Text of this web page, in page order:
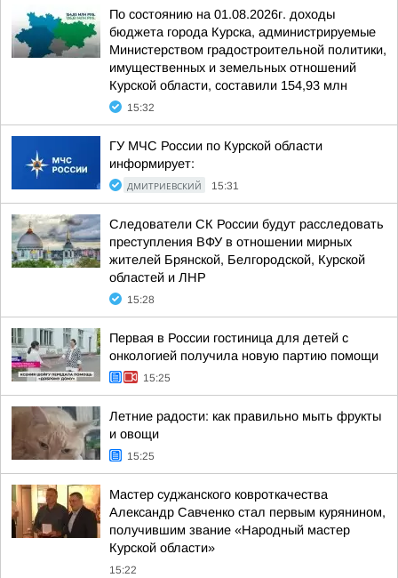
По состоянию на 01.08.2026г. доходы
бюджета города Курска, администрируемые
Министерством градостроительной политики,
имущественных и земельных отношений
Курской области, составили 154,93 млн
15:32
ГУ МЧС России по Курской области
информирует:
ДМИТРИЕВСКИЙ 15:31
Следователи СК России будут расследовать
преступления ВФУ в отношении мирных
жителей Брянской, Белгородской, Курской
областей и ЛНР
15:28
Первая в России гостиница для детей с
онкологией получила новую партию помощи
15:25
Летние радости: как правильно мыть фрукты
и овощи
15:25
Мастер суджанского ковроткачества
Александр Савченко стал первым курянином,
получившим звание «Народный мастер
Курской области»
15:22